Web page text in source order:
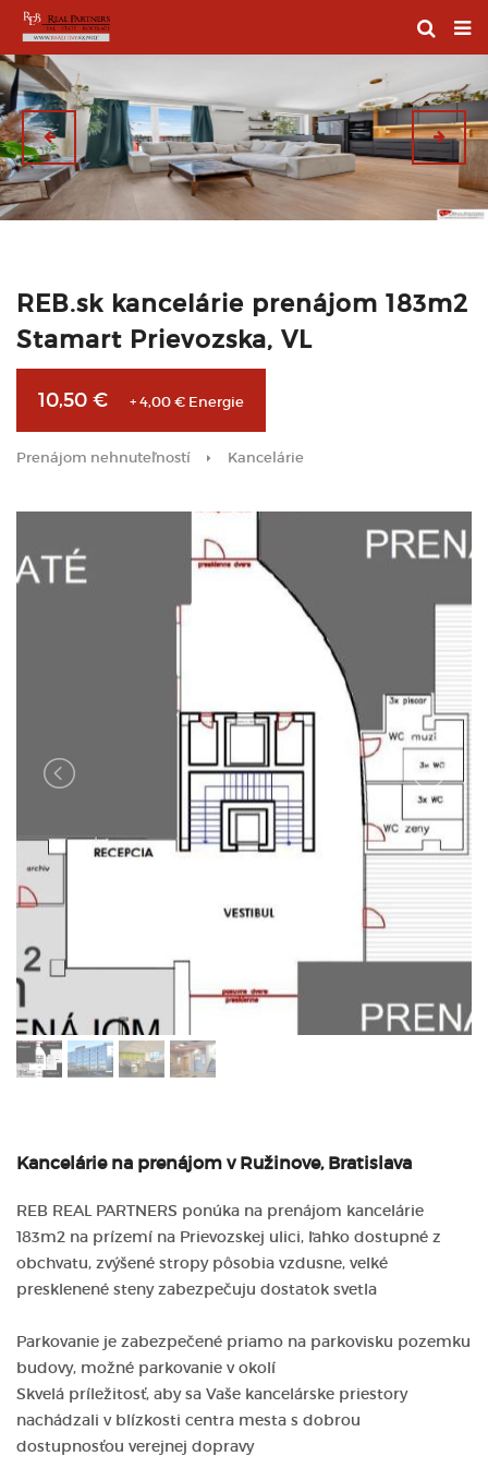
REB.sk kancelárie prenájom 183m2
Stamart Prievozska, VL
10,50 € + 4,00 € Energie
Prenájom nehnuteľností Kancelárie
Kancelárie na prenájom v Ružinove, Bratislava
REB REAL PARTNERS ponúka na prenájom kancelárie
183m2 na prízemí na Prievozskej ulici, ľahko dostupné z
obchvatu, zvýšené stropy pôsobia vzdusne, velké
presklenené steny zabezpečuju dostatok svetla
Parkovanie je zabezpečené priamo na parkovisku pozemku
budovy, možné parkovanie v okolí
Skvelá príležitosť, aby sa Vaše kancelárske priestory
nachádzali v blízkosti centra mesta s dobrou
dostupnosťou verejnej dopravy